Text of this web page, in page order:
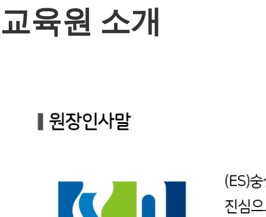
컴퓨터공학
전기공학
경영학/CPA
교육원 소개
교육원 소개